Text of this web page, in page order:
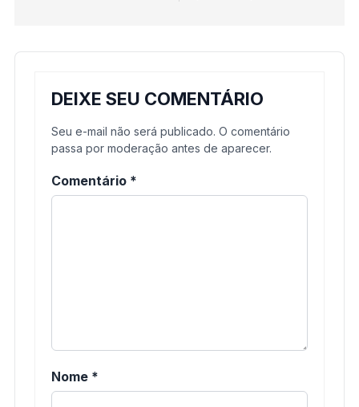
DEIXE SEU COMENTÁRIO
Seu e-mail não será publicado. O comentário
passa por moderação antes de aparecer.
Comentário *
Nome *